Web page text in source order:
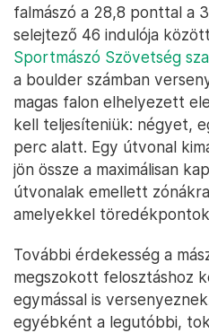
falmászó a 28,8 ponttal a
selejtező 46 indulója
Sportmászó Szövetség
a boulder számban
magas falon elhelyezett
kell teljesíteniük: négyet,
perc alatt. Egy útvonal
jön össze a maximálisan
útvonalak emellett
amelyekkel
További érdekesség a
megszokott felosztáshoz
egymással is
egyébként a legutóbbi,